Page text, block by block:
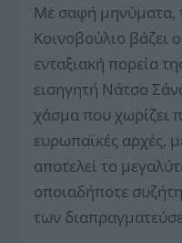
Με σαφή μηνύματα,
Κοινοβούλιο βάζει
ενταξιακή πορεία
εισηγητή Νάτσο
χάσμα που χωρίζει
ευρωπαϊκές αρχές,
αποτελεί το
οποιαδήποτε
των